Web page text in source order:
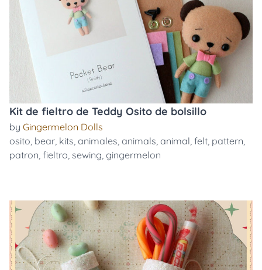
Kit de fieltro de Teddy Osito de bolsillo
by Gingermelon Dolls
osito, bear, kits, animales, animals, animal, felt, pattern,
patron, fieltro, sewing, gingermelon